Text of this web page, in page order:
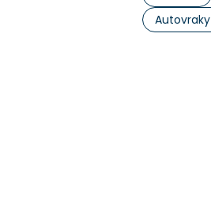
Autovraky